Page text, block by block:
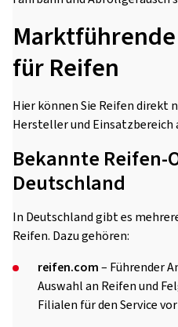
für Reifen
Hier können Sie Reifen direkt
Hersteller und Einsatzbereich
Bekannte Reifen-
Deutschland
In Deutschland gibt es
Reifen. Dazu gehören:
reifen.com– Führender
Auswahl an Reifen und
Filialen für den Service